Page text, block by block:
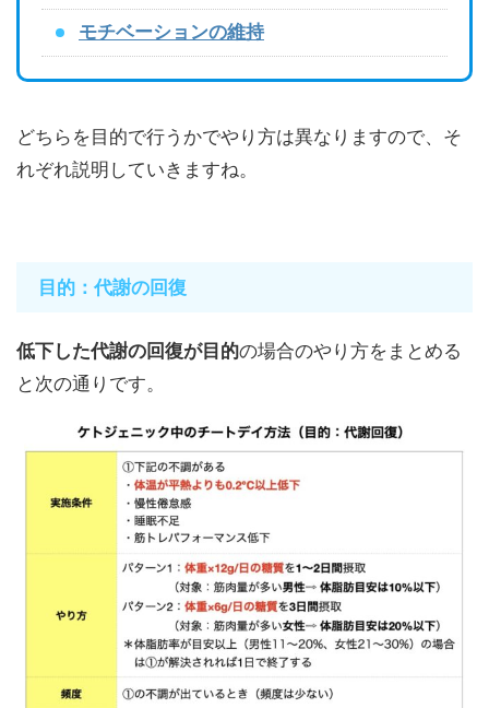
モチベーションの維持
どちらを目的で行うかでやり方は異なりますので、そ
れぞれ説明していきますね。
目的：代謝の回復
低下した代謝の回復が目的の場合のやり方をまとめる
と次の通りです。